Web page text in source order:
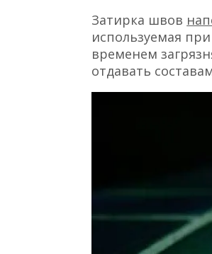
Затирка швов
используемая
временем
отдавать